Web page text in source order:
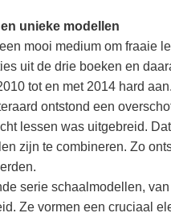
unieke modellen
mooi medium om fraaie
uit de drie boeken en
tot en met 2014 hard
ontstond een
lessen was uitgebreid.
zijn te combineren. Zo
serie schaalmodellen,
Ze vormen een cruciaal